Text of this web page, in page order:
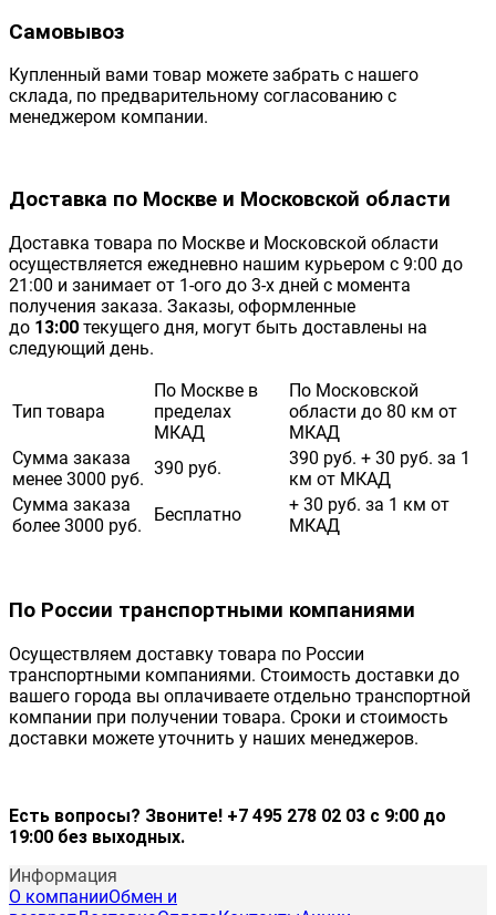
Самовывоз
Купленный вами товар можете забрать с нашего
склада, по предварительному согласованию с
менеджером компании.
Доставка по Москве и Московской области
Доставка товара по Москве и Московской области
осуществляется ежедневно нашим курьером с 9:00 до
21:00 и занимает от 1-ого до 3-х дней с момента
получения заказа. Заказы, оформленные
до 13:00 текущего дня, могут быть доставлены на
следующий день.
Тип товара
По Москве в
пределах
МКАД
По Московской
области до 80 км от
МКАД
Сумма заказа
менее 3000 руб.
390 руб.
390 руб. + 30 руб. за 1
км от МКАД
Сумма заказа
более 3000 руб.
Бесплатно
+ 30 руб. за 1 км от
МКАД
По России транспортными компаниями
Осуществляем доставку товара по России
транспортными компаниями. Стоимость доставки до
вашего города вы оплачиваете отдельно транспортной
компании при получении товара. Сроки и стоимость
доставки можете уточнить у наших менеджеров.
Есть вопросы? Звоните! +7 495 278 02 03 с 9:00 до
19:00 без выходных.
Информация
О компанииОбмен и